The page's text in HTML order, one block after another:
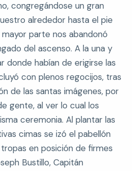
congregándose un gran
alrededor hasta el pie
parte nos abandonó
del ascenso. A la una y
donde habían de erigirse las
con plenos regocijos, tras
de las santas imágenes, por
gente, al ver lo cual los
ceremonia. Al plantar las
cimas se izó el pabellón
en posición de firmes
Bustillo, Capitán